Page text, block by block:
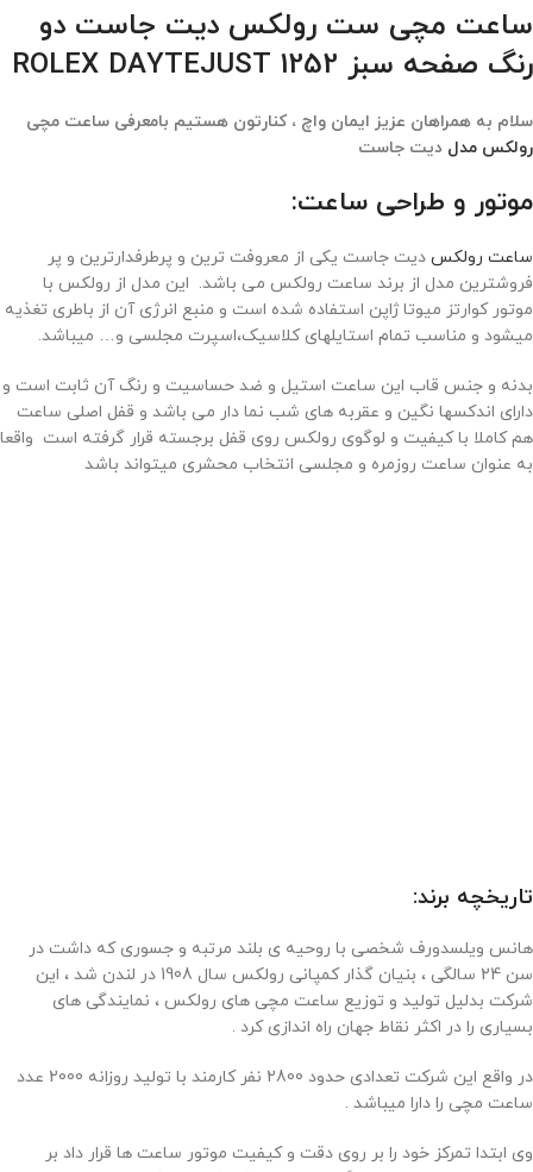
ساعت مچی ست رولکس دیت جاست دو
رنگ صفحه سبز ROLEX DAYTEJUST 1252
سلام به همراهان عزیز ایمان واچ ، کنارتون هستیم بامعرفی ساعت مچی
رولکس مدل دیت جاست
موتور و طراحی ساعت:
ساعت رولکس دیت جاست یکی از معروفت ترین و پرطرفدارترین و پر
فروشترین مدل از برند ساعت رولکس می باشد. این مدل از رولکس با
موتور کوارتز میوتا ژاپن استفاده شده است و منبع انرژی آن از باطری تغذیه
میشود و مناسب تمام استایلهای کلاسیک،اسپرت مجلسی و… میباشد.
بدنه و جنس قاب این ساعت استیل و ضد حساسیت و رنگ آن ثابت است و
دارای اندکسها نگین و عقربه های شب نما دار می باشد و قفل اصلی ساعت
هم کاملا با کیفیت و لوگوی رولکس روی قفل برجسته قرار گرفته است واقعا
به عنوان ساعت روزمره و مجلسی انتخاب محشری میتواند باشد
تاریخچه برند:
هانس ویلسدورف شخصی با روحیه ی بلند مرتبه و جسوری که داشت در
سن 24 سالگی ، بنیان گذار کمپانی رولکس سال 1908 در لندن شد ، این
شرکت بدلیل تولید و توزیع ساعت مچی های رولکس ، نمایندگی های
بسیاری را در اکثر نقاط جهان راه اندازی کرد .
در واقع این شرکت تعدادی حدود 2800 نفر کارمند با تولید روزانه 2000 عدد
ساعت مچی را دارا میباشد .
وی ابتدا تمرکز خود را بر روی دقت و کیفیت موتور ساعت ها قرار داد بر